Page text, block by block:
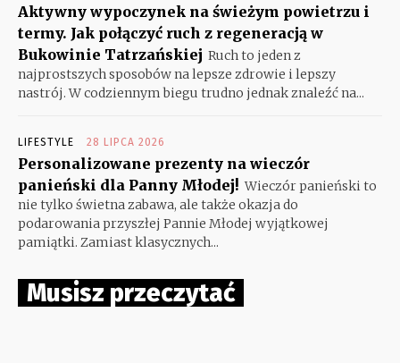
Aktywny wypoczynek na świeżym powietrzu i
termy. Jak połączyć ruch z regeneracją w
Bukowinie Tatrzańskiej Ruch to jeden z
najprostszych sposobów na lepsze zdrowie i lepszy
nastrój. W codziennym biegu trudno jednak znaleźć na...
LIFESTYLE 28 LIPCA 2026
Personalizowane prezenty na wieczór
panieński dla Panny Młodej! Wieczór panieński to
nie tylko świetna zabawa, ale także okazja do
podarowania przyszłej Pannie Młodej wyjątkowej
pamiątki. Zamiast klasycznych...
Musisz przeczytać